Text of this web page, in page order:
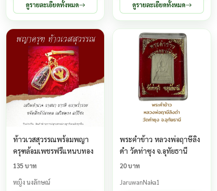
ดูรายละเอียดทั้งหมด ดูรายละเอียดทั้งหมด
ท้าวเวสสุวรรณพร้อมพญา
ครุฑล้อมเพชรฟรีแหนบทอง
135 บาท
หญิง นงลักษณ์
พระคำข้าว หลวงพ่อฤาษ๊ลิง
ดำ วัดท่าซุง จ.อุทัยธานี
20 บาท
JaruwanNaka1